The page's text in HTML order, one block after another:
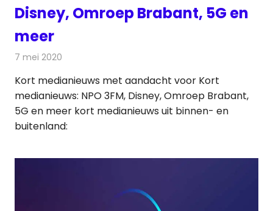
Disney, Omroep Brabant, 5G en
meer
7 mei 2020
Kort medianieuws met aandacht voor Kort
medianieuws: NPO 3FM, Disney, Omroep Brabant,
5G en meer kort medianieuws uit binnen- en
buitenland: